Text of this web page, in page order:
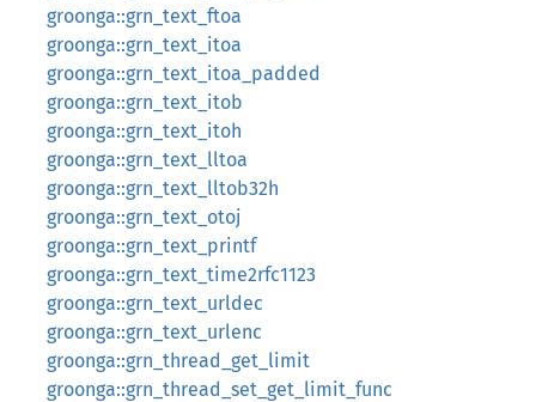
groonga::grn_text_ftoa
groonga::grn_text_itoa
groonga::grn_text_itoa_padded
groonga::grn_text_itob
groonga::grn_text_itoh
groonga::grn_text_lltoa
groonga::grn_text_lltob32h
groonga::grn_text_otoj
groonga::grn_text_printf
groonga::grn_text_time2rfc1123
groonga::grn_text_urldec
groonga::grn_text_urlenc
groonga::grn_thread_get_limit
groonga::grn_thread_set_get_limit_func